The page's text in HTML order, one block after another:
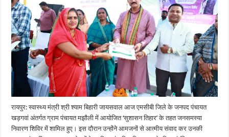
तिहार
के
तहत
जनसमस्या
निवारण
शिविर
में
सुनीं
ग्रामीणों
की
समस्याएं…..
रायपुर: स्वास्थ्य मंत्री श्री श्याम बिहारी जायसवाल आज एमसीबी जिले के जनपद पंचायत
खड़गवां अंतर्गत ग्राम पंचायत मझौली में आयोजित ‘सुशासन तिहार’ के तहत जनसमस्या
निवारण शिविर में शामिल हुए। इस दौरान उन्होंने आमजनों से आत्मीय संवाद कर उनकी